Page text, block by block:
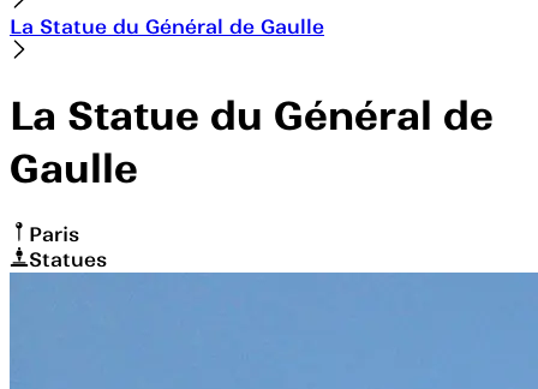
La Statue du Général de Gaulle
La Statue du Général de
Gaulle
Paris
Statues